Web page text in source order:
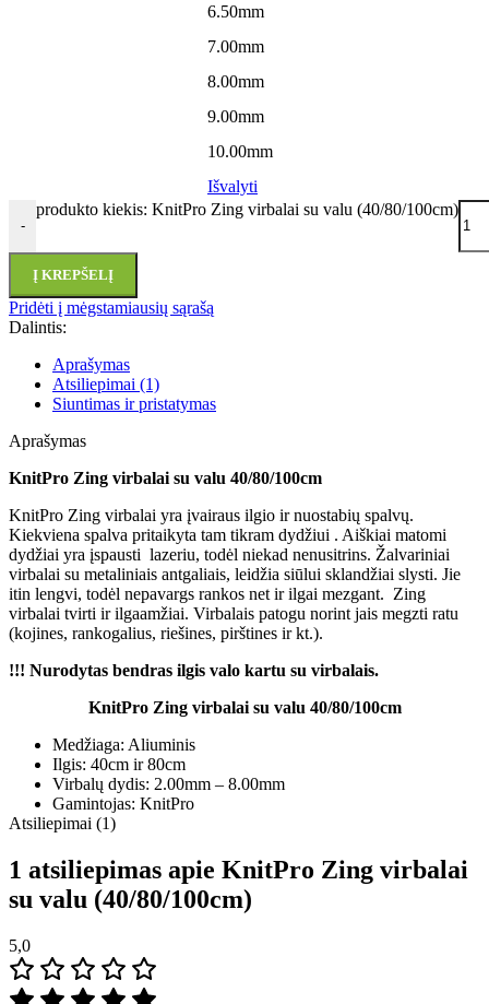
6.50mm
7.00mm
8.00mm
9.00mm
10.00mm
Išvalyti
-
produkto kiekis: KnitPro Zing virbalai su valu (40/80/100cm)
Į KREPŠELĮ
Pridėti į mėgstamiausių sąrašą
Dalintis:
Aprašymas
Atsiliepimai (1)
Siuntimas ir pristatymas
Aprašymas
KnitPro Zing virbalai su valu 40/80/100cm
KnitPro Zing virbalai yra įvairaus ilgio ir nuostabių spalvų.
Kiekviena spalva pritaikyta tam tikram dydžiui . Aiškiai matomi
dydžiai yra įspausti lazeriu, todėl niekad nenusitrins. Žalvariniai
virbalai su metaliniais antgaliais, leidžia siūlui sklandžiai slysti. Jie
itin lengvi, todėl nepavargs rankos net ir ilgai mezgant. Zing
virbalai tvirti ir ilgaamžiai. Virbalais patogu norint jais megzti ratu
(kojines, rankogalius, riešines, pirštines ir kt.).
!!! Nurodytas bendras ilgis valo kartu su virbalais.
KnitPro Zing virbalai su valu 40/80/100cm
Medžiaga: Aliuminis
Ilgis: 40cm ir 80cm
Virbalų dydis: 2.00mm – 8.00mm
Gamintojas: KnitPro
Atsiliepimai (1)
1 atsiliepimas apie KnitPro Zing virbalai
su valu (40/80/100cm)
5,0